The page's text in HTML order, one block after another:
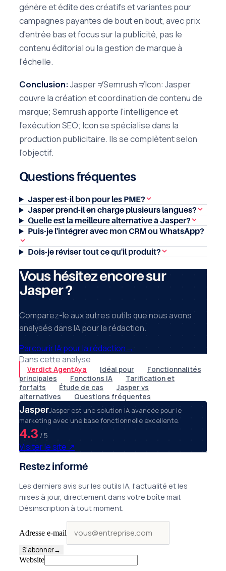
génère et édite des créatifs et variantes pour
campagnes payantes de bout en bout, avec prix
d'entrée bas et focus sur la publicité, pas le
contenu éditorial ou la gestion de marque à
l'échelle.
Conclusion:Jasper ≠ Semrush ≠ Icon: Jasper
couvre la création et coordination de contenu de
marque; Semrush apporte l'intelligence et
l'exécution SEO; Icon se spécialise dans la
production publicitaire. Ils se complètent selon
l'objectif.
Questions fréquentes
Jasper est-il bon pour les PME?
Jasper prend-il en charge plusieurs langues?
Quelle est la meilleure alternative à Jasper?
Puis-je l'intégrer avec mon CRM ou WhatsApp?
Dois-je réviser tout ce qu'il produit?
Vous hésitez encore sur
Jasper ?
Comparez-le aux autres outils que nous avons
analysés dans IA pour la rédaction.
Parcourir IA pour la rédaction→
Dans cette analyse
Verdict AgentAya Idéal pour
Fonctionnalités
principales
Fonctions IA
Tarification et
forfaits
Étude de cas
Jasper vs
alternatives
Questions fréquentes
JasperJasper est une solution IA avancée pour le
marketing avec une base fonctionnelle excellente.
4.3 / 5
Visiter le site ↗
Restez informé
Les derniers avis sur les outils IA, l'actualité et les
mises à jour, directement dans votre boîte mail.
Désinscription à tout moment.
Adresse e-mail
S'abonner→
Website